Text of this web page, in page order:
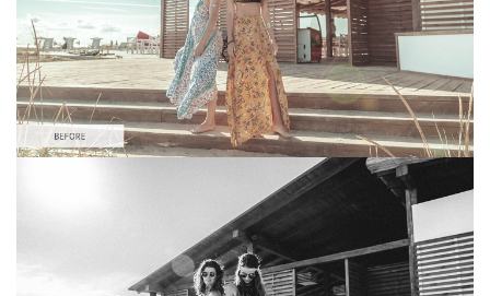
Te rog selecteaza
Black&White Essential